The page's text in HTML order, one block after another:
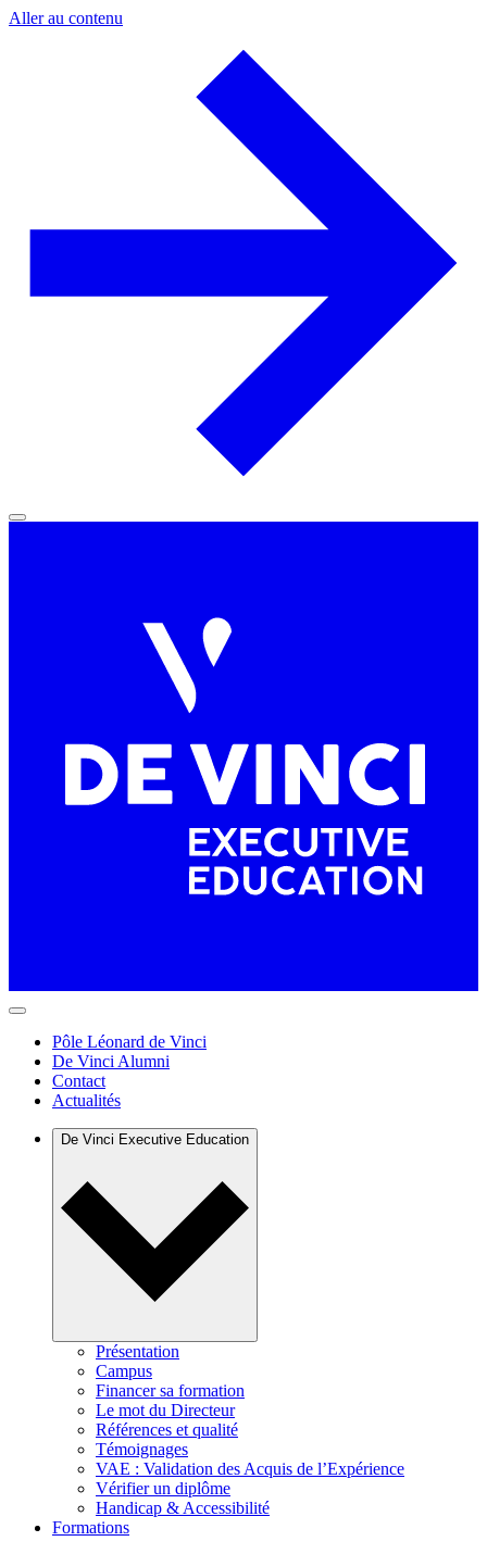
Aller au contenu
Pôle Léonard de Vinci
De Vinci Alumni
Contact
Actualités
De Vinci Executive Education
Présentation
Campus
Financer sa formation
Le mot du Directeur
Références et qualité
Témoignages
VAE : Validation des Acquis de l’Expérience
Vérifier un diplôme
Handicap & Accessibilité
Formations